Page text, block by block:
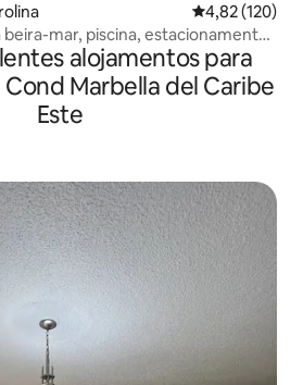
Classificação
4,82 (120)
mar, piscina, estacionamento
alojamentos para
Marbella del Caribe
Este